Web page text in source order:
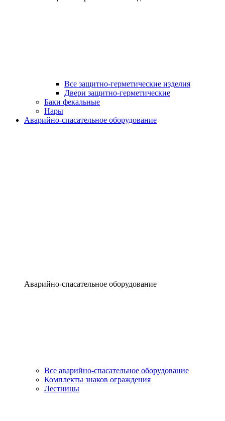
Все защитно-герметические изделия
Двери защитно-герметические
Баки фекальные
Нары
Аварийно-спасательное оборудование
Аварийно-спасательное оборудование
Все аварийно-спасательное оборудование
Комплекты знаков ограждения
Лестницы